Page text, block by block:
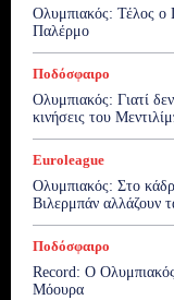
Ολυμπιακός: Τέλος ο
Παλέρμο
Ποδόσφαιρο
Ολυμπιακός: Γιατί
κινήσεις του
Euroleague
Ολυμπιακός: Στο
Βιλερμπάν αλλάζουν
Ποδόσφαιρο
Record: Ο Ολυμπιακός
Μόουρα